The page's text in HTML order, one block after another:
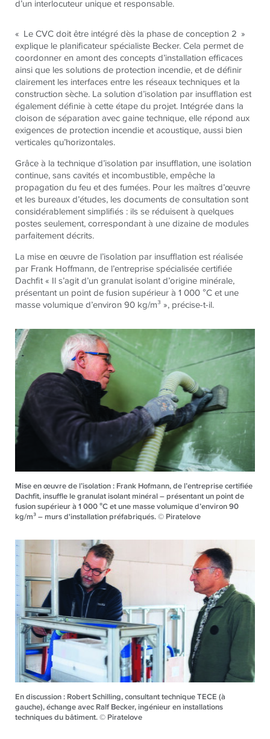
d’un interlocuteur unique et responsable.
« Le CVC doit être intégré dès la phase de conception 2 »
explique le planificateur spécialiste Becker. Cela permet de
coordonner en amont des concepts d’installation efficaces
ainsi que les solutions de protection incendie, et de définir
clairement les interfaces entre les réseaux techniques et la
construction sèche. La solution d’isolation par insufflation est
également définie à cette étape du projet. Intégrée dans la
cloison de séparation avec gaine technique, elle répond aux
exigences de protection incendie et acoustique, aussi bien
verticales qu’horizontales.
Grâce à la technique d’isolation par insufflation, une isolation
continue, sans cavités et incombustible, empêche la
propagation du feu et des fumées. Pour les maîtres d’œuvre
et les bureaux d’études, les documents de consultation sont
considérablement simplifiés : ils se réduisent à quelques
postes seulement, correspondant à une dizaine de modules
parfaitement décrits.
La mise en œuvre de l’isolation par insufflation est réalisée
par Frank Hoffmann, de l’entreprise spécialisée certifiée
Dachfit « Il s’agit d’un granulat isolant d’origine minérale,
présentant un point de fusion supérieur à 1 000 °C et une
masse volumique d’environ 90 kg/m³ », précise-t-il.
Mise en œuvre de l’isolation : Frank Hofmann, de l’entreprise certifiée
Dachfit, insuffle le granulat isolant minéral – présentant un point de
fusion supérieur à 1 000 °C et une masse volumique d’environ 90
kg/m³ – murs d'installation préfabriqués. © Piratelove
En discussion : Robert Schilling, consultant technique TECE (à
gauche), échange avec Ralf Becker, ingénieur en installations
techniques du bâtiment. © Piratelove